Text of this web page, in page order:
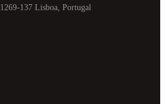
1269-137 Lisboa, Portugal